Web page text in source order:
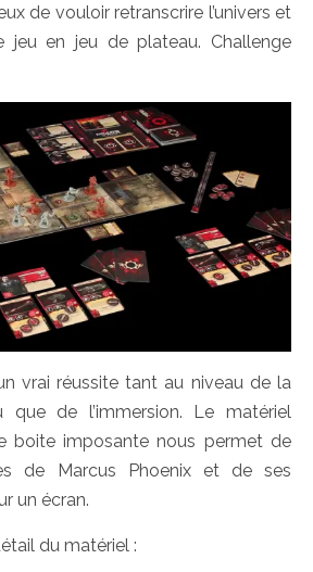
de vouloir retranscrire l’univers et
jeu en jeu de plateau. Challenge
vrai réussite tant au niveau de la
que de l’immersion. Le matériel
boite imposante nous permet de
de Marcus Phoenix et de ses
un écran.
du matériel :